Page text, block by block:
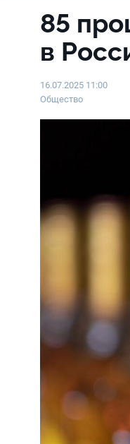
85
в
16.07.2025 11:00
Общество
Фото ©